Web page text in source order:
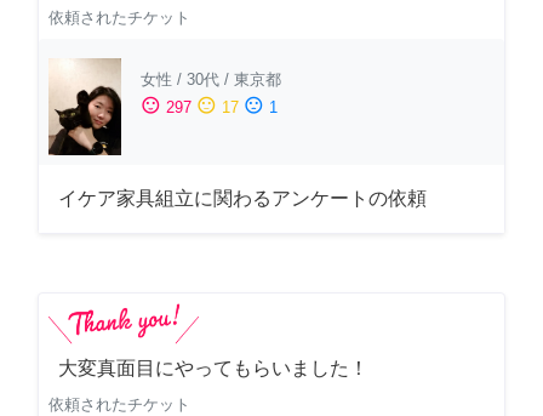
依頼されたチケット
女性 / 30代 / 東京都
sentiment_satisfied 297 sentiment_neutral 17 sentiment_dissatisfied 1
イケア家具組立に関わるアンケートの依頼
大変真面目にやってもらいました！
依頼されたチケット